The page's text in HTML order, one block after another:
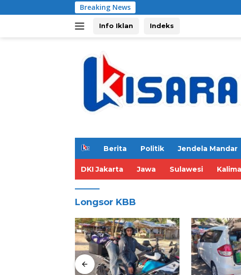
ke
Breaking News
Info Iklan Indeks
H
m
e
Berita Politik Jendela Mandar
DKI Jakarta Jawa Sulawesi
Longsor KBB